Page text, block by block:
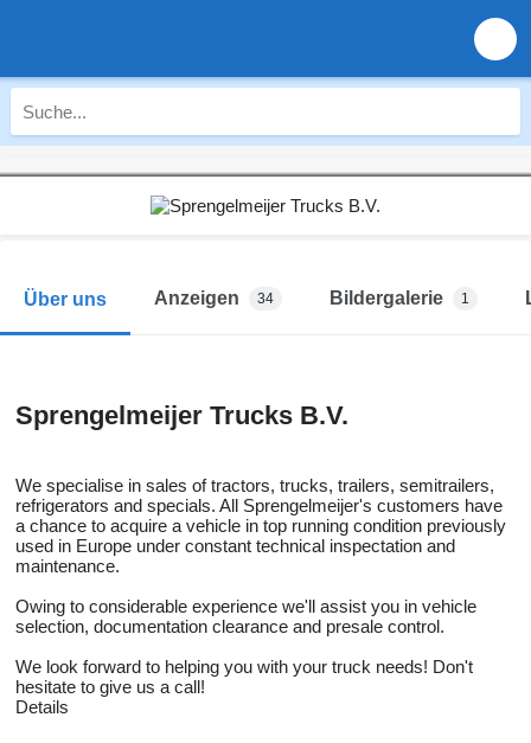
Über uns Anzeigen 34 Bildergalerie 1
Sprengelmeijer Trucks B.V.
We specialise in sales of tractors, trucks, trailers, semitrailers,
refrigerators and specials. All Sprengelmeijer's customers have
a chance to acquire a vehicle in top running condition previously
used in Europe under constant technical inspectation and
maintenance.
Owing to considerable experience we'll assist you in vehicle
selection, documentation clearance and presale control.
We look forward to helping you with your truck needs! Don't
hesitate to give us a call!
Details